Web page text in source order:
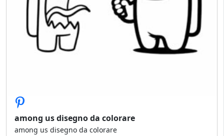
among us disegno da colorare
among us disegno da colorare